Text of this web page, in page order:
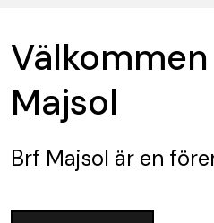
Majsol
Brf Majsol är en